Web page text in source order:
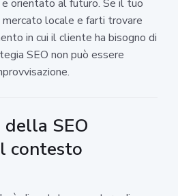
orientato al futuro. Se il tuo
locale e farti trovare
in cui il cliente ha bisogno di
SEO non può essere
SEO
contesto